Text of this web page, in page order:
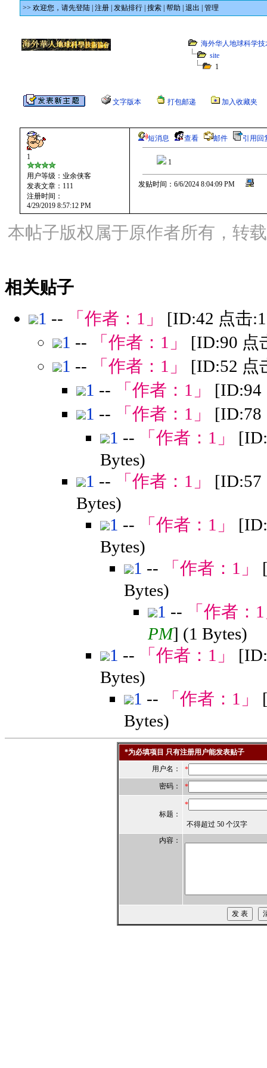
>> 欢迎您， 请先登陆| 注册| 发贴排行| 搜索| 帮助 退出 管理
海外华人地球科学技
site
1
文字版本 打包邮递 加入收藏夹
1
用户等级：业余侠客
发表文章：111
注册时间：
4/29/2019 8:57:12 PM
短消息 查看 邮件 引用回
1
发贴时间：6/6/2024 8:04:09 PM
本帖子版权属于原作者所有，转
相关贴子
1 -- 「作者： 1 」
[ID:42 点击
1 -- 「作者： 1 」
[ID:90 点
1 -- 「作者： 1 」
[ID:52 点
1 -- 「作者： 1 」
[ID:94
1 -- 「作者： 1 」
[ID:78
1 -- 「作者： 1 」
Bytes)
1 -- 「作者： 1 」
[ID:57
Bytes)
1 -- 「作者： 1 」
Bytes)
1 -- 「作者： 1 」
Bytes)
1 -- 「作者： 1
PM] (1 Bytes)
1 -- 「作者： 1 」
Bytes)
1 -- 「作者： 1 」
Bytes)
*为必填项目 只有注册用户能发表贴子
用户名：
*
密码：
*
标题：
*
不得超过 50 个汉字
内容：